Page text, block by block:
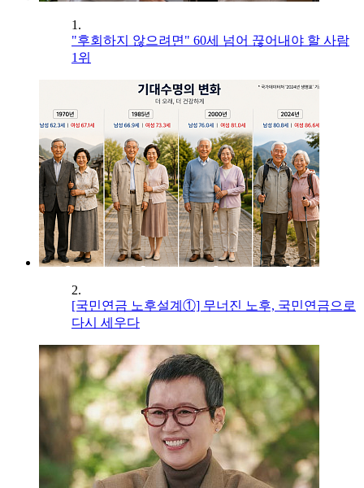
1.
"후회하지 않으려면" 60세 넘어 끊어내야 할 사람
1위
2.
[국민연금 노후설계①] 무너진 노후, 국민연금으로
다시 세우다